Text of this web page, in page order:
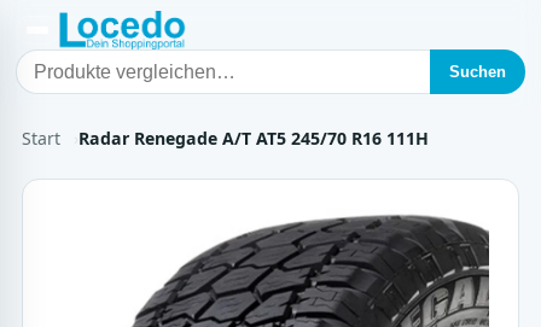
Suchen
Start Radar Renegade A/T AT5 245/70 R16 111H